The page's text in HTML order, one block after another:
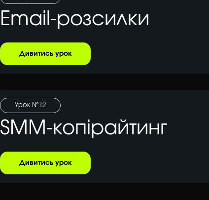
Email-розсилки
Дивитись урок
SMM-копірайтинг
Урок №12
Дивитись урок